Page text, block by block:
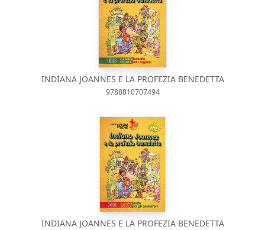
INDIANA JOANNES E LA PROFEZIA BENEDETTA
9788810707494
INDIANA JOANNES E LA PROFEZIA BENEDETTA